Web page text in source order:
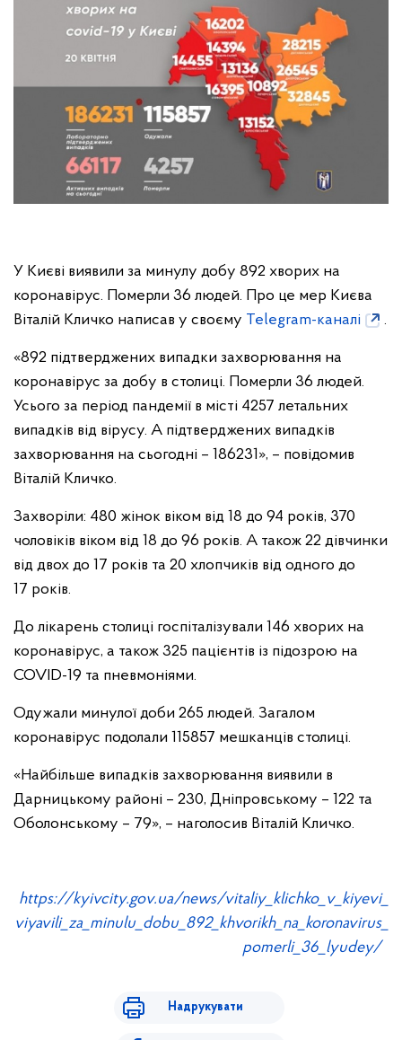
У Києві виявили за минулу добу 892 хворих на
коронавірус. Померли 36 людей. Про це мер Києва
Віталій Кличко написав у своєму Telegram-каналі .
«892 підтверджених випадки захворювання на
коронавірус за добу в столиці. Померли 36 людей.
Усього за період пандемії в місті 4257 летальних
випадків від вірусу. А підтверджених випадків
захворювання на сьогодні – 186231», – повідомив
Віталій Кличко.
Захворіли: 480 жінок віком від 18 до 94 років, 370
чоловіків віком від 18 до 96 років. А також 22 дівчинки
від двох до 17 років та 20 хлопчиків від одного до
17 років.
До лікарень столиці госпіталізували 146 хворих на
коронавірус, а також 325 пацієнтів із підозрою на
COVID-19 та пневмоніями.
Одужали минулої доби 265 людей. Загалом
коронавірус подолали 115857 мешканців столиці.
«Найбільше випадків захворювання виявили в
Дарницькому районі – 230, Дніпровському – 122 та
Оболонському – 79», – наголосив Віталій Кличко.
https://kyivcity.gov.ua/news/vitaliy_klichko_v_kiyevi_
viyavili_za_minulu_dobu_892_khvorikh_na_koronavirus_
pomerli_36_lyudey/
Надрукувати